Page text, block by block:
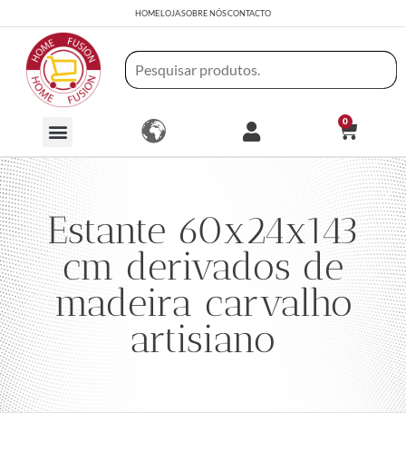
HOMELOJASOBRE NÓSCONTACTO
0
Estante 60x24x143
cm derivados de
madeira carvalho
artisiano